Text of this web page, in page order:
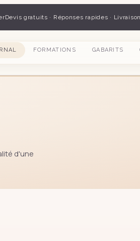
Devis gratuits · Réponses rapides ·
FORMATIONS GABARITS
d'une